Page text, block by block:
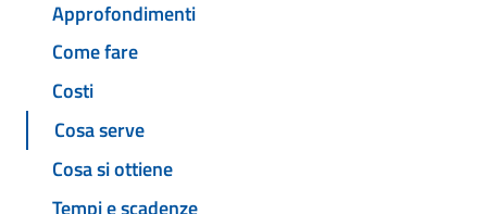
Approfondimenti
Come fare
Costi
Cosa serve
Cosa si ottiene
Tempi e scadenze